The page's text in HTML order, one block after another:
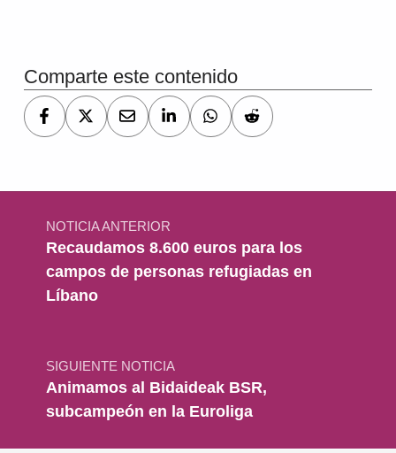
Comparte este contenido
Navegación de entradas
NOTICIA ANTERIOR
Recaudamos 8.600 euros para los
campos de personas refugiadas en
Líbano
SIGUIENTE NOTICIA
Animamos al Bidaideak BSR,
subcampeón en la Euroliga